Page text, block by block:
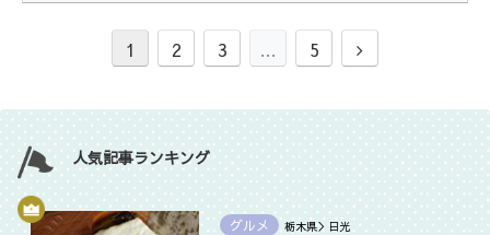
1 2 3 … 5
人気記事ランキング
グルメ 栃木県＞日光